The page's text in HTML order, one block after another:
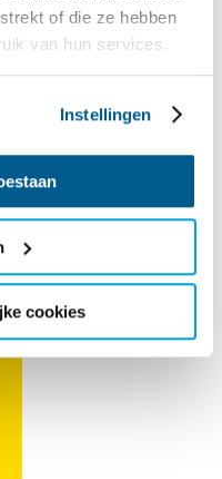
of die ze hebben
van hun services.
Instellingen
cookies
ontwikkelt sportactiviteiten